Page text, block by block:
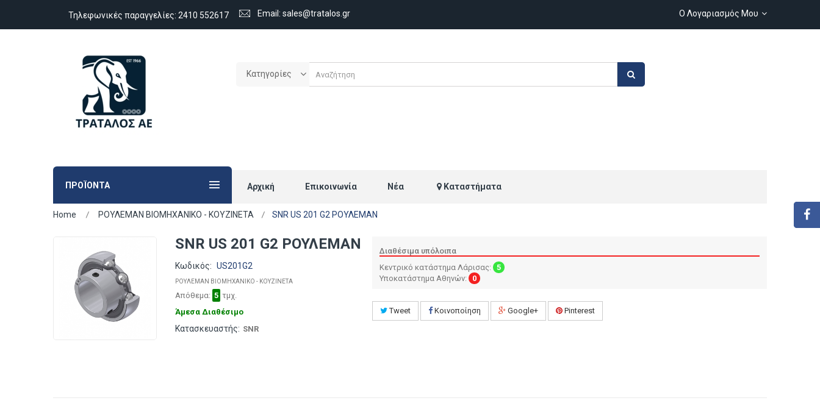
Ο Λογαριασμός Μου
Τηλεφωνικές παραγγελίες: 2410 552617 Email: sales@tratalos.gr
Κατηγορίες
ΠΡΟΪΟΝΤΑ Αρχική Επικοινωνία Νέα Καταστήματα
Home ΡΟΥΛΕΜΑΝ ΒΙΟΜΗΧΑΝΙΚΟ - ΚΟΥΖΙΝΕΤΑ SNR US 201 G2 ΡΟΥΛΕΜΑΝ
SNR US 201 G2 ΡΟΥΛΕΜΑΝ
Κωδικός: US201G2
ΡΟΥΛΕΜΑΝ ΒΙΟΜΗΧΑΝΙΚΟ - ΚΟΥΖΙΝΕΤΑ
Απόθεμα: 5 τμχ.
Άμεσα Διαθέσιμο
Κατασκευαστής: SNR
Διαθέσιμα υπόλοιπα
Κεντρικό κατάστημα Λάρισας: 5
Υποκατάστημα Αθηνών: 0
Tweet Κοινοποίηση Google+ Pinterest